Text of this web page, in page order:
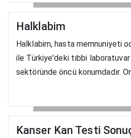
Halklabim
Halklabim, hasta memnuniyeti
ile Türkiye'deki tıbbi
sektöründe öncü konumdadır.
Kanser Kan Testi